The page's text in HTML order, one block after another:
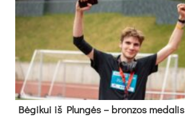
Bė­gi­kui iš Plun­gės – bron­zos me­da­lis